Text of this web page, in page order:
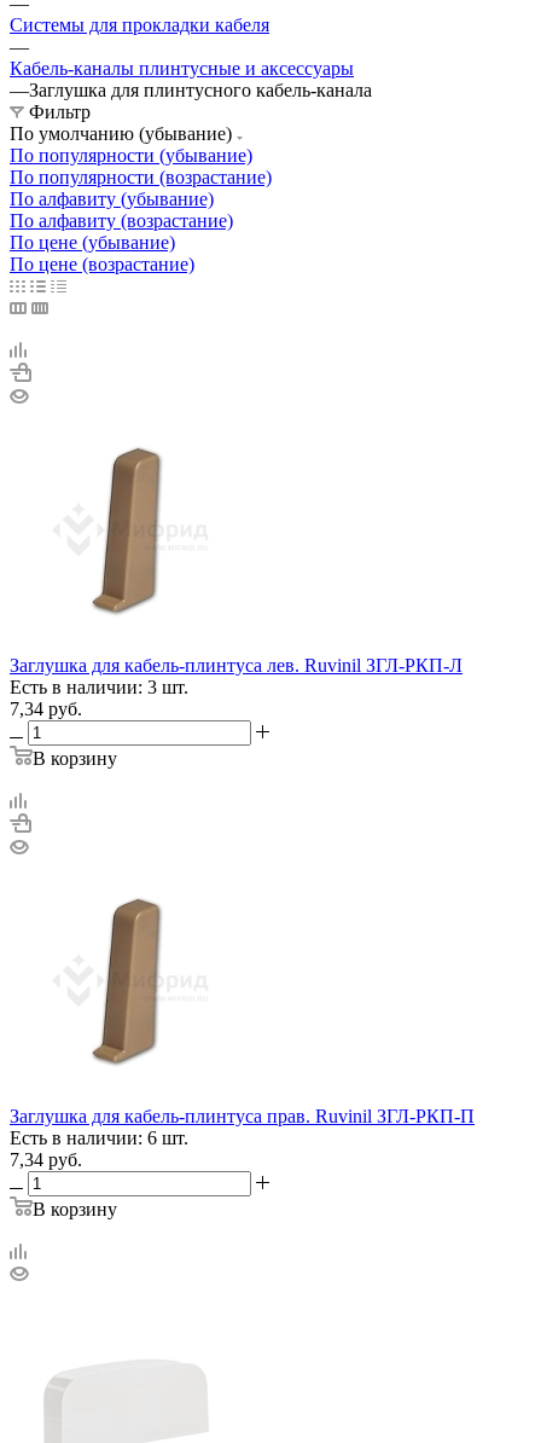
Системы для прокладки кабеля
—
Кабель-каналы плинтусные и аксессуары
—Заглушка для плинтусного кабель-канала
Фильтр
По умолчанию (убывание)
По популярности (убывание)
По популярности (возрастание)
По алфавиту (убывание)
По алфавиту (возрастание)
По цене (убывание)
По цене (возрастание)
Заглушка для кабель-плинтуса лев. Ruvinil ЗГЛ-РКП-Л
Есть в наличии: 3 шт.
7,34 руб.
В корзину
Заглушка для кабель-плинтуса прав. Ruvinil ЗГЛ-РКП-П
Есть в наличии: 6 шт.
7,34 руб.
В корзину